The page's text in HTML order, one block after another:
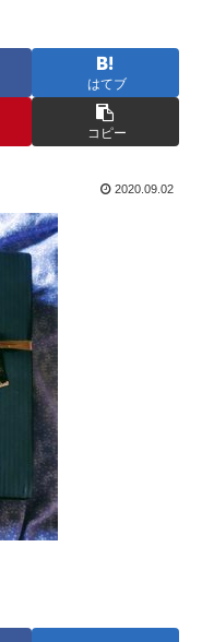
はてブ
コピー
2020.09.02